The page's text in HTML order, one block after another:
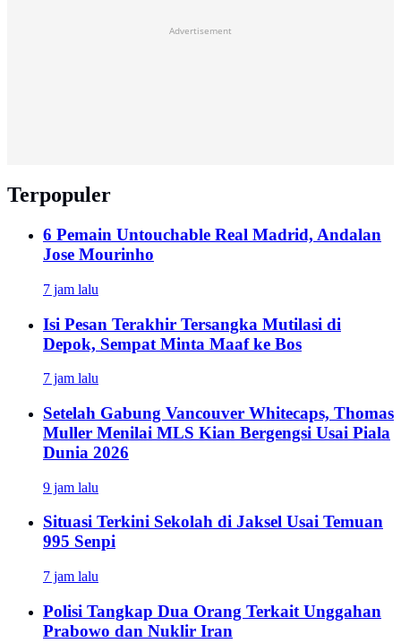
Advertisement
Terpopuler
6 Pemain Untouchable Real Madrid, Andalan
Jose Mourinho
7 jam lalu
Isi Pesan Terakhir Tersangka Mutilasi di
Depok, Sempat Minta Maaf ke Bos
7 jam lalu
Setelah Gabung Vancouver Whitecaps, Thomas
Muller Menilai MLS Kian Bergengsi Usai Piala
Dunia 2026
9 jam lalu
Situasi Terkini Sekolah di Jaksel Usai Temuan
995 Senpi
7 jam lalu
Polisi Tangkap Dua Orang Terkait Unggahan
Prabowo dan Nuklir Iran